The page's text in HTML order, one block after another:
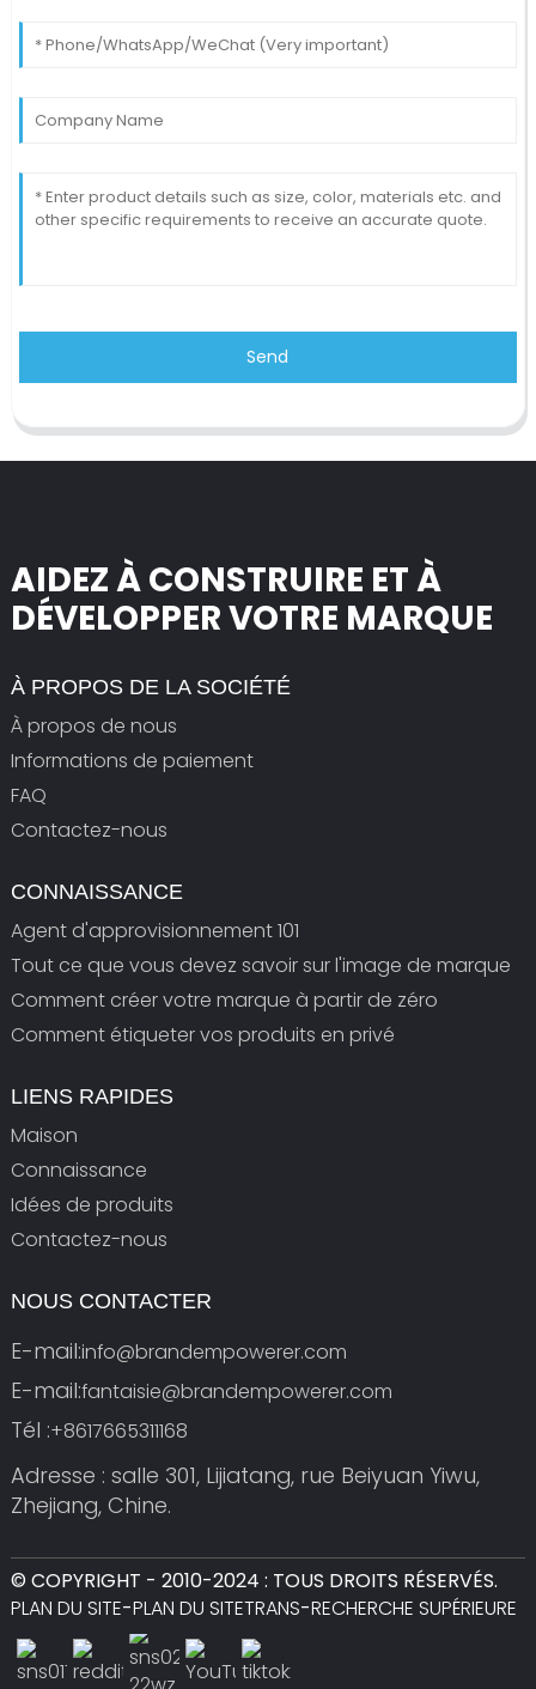
Send
AIDEZ À CONSTRUIRE ET À
DÉVELOPPER VOTRE MARQUE
À PROPOS DE LA SOCIÉTÉ
À propos de nous
Informations de paiement
FAQ
Contactez-nous
CONNAISSANCE
Agent d'approvisionnement 101
Tout ce que vous devez savoir sur l'image de marque
Comment créer votre marque à partir de zéro
Comment étiqueter vos produits en privé
LIENS RAPIDES
Maison
Connaissance
Idées de produits
Contactez-nous
NOUS CONTACTER
E-mail:info@brandempowerer.com
E-mail:fantaisie@brandempowerer.com
Tél :+8617665311168
Adresse : salle 301, Lijiatang, rue Beiyuan Yiwu,
Zhejiang, Chine.
© COPYRIGHT - 2010-2024 : TOUS DROITS RÉSERVÉS.
PLAN DU SITE-PLAN DU SITETRANS-RECHERCHE SUPÉRIEURE